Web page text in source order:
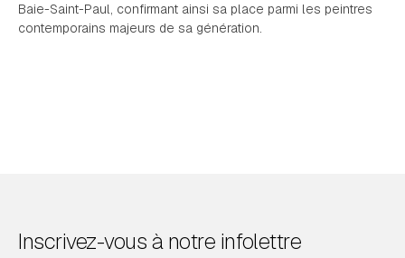
Baie-Saint-Paul, confirmant ainsi sa place parmi les peintres
contemporains majeurs de sa génération.
Inscrivez-vous à notre infolettre